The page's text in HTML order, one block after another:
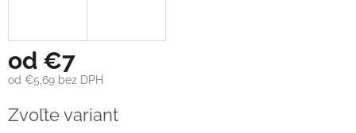
od €7
od €5,69 bez DPH
cena:
Zvoľte variant